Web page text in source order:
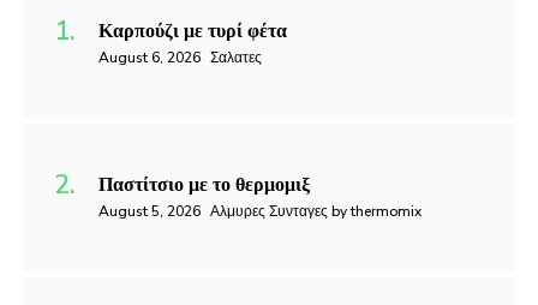
Καρπούζι με τυρί φέτα
August 6, 2026 Σαλατες
Παστίτσιο με το θερμομιξ
August 5, 2026 Αλμυρες Συνταγες by thermomix